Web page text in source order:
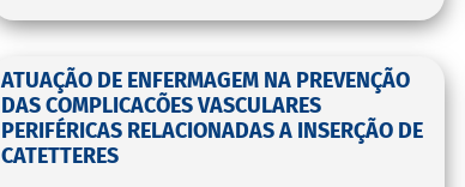
ATUAÇÃO DE ENFERMAGEM NA PREVENÇÃO
DAS COMPLICACÕES VASCULARES
PERIFÉRICAS RELACIONADAS A INSERÇÃO DE
CATETTERES